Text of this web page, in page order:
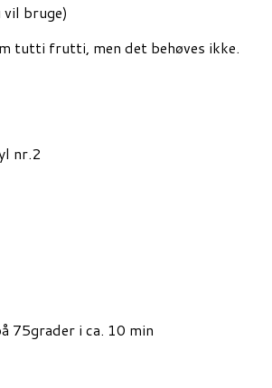
vil bruge)
tutti frutti, men det behøves ikke.
nr.2
75grader i ca. 10 min